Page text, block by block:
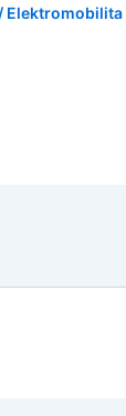
/ Elektromobilita